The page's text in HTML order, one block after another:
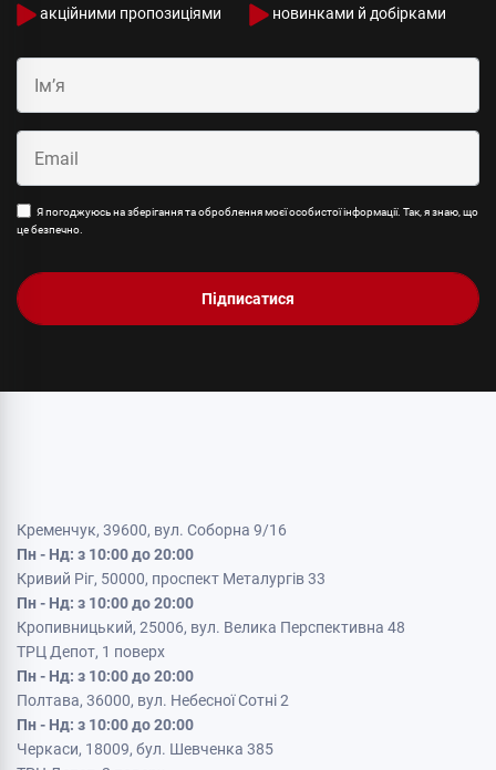
акційними пропозиціями новинками й добірками
Я погоджуюсь на зберігання та оброблення моєї особистої інформації. Так, я знаю, що
це безпечно.
Підписатися